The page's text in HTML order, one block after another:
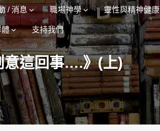
/ 消息 職場神學 靈性與精神健康
體 支持我們
意這回事….》(上)